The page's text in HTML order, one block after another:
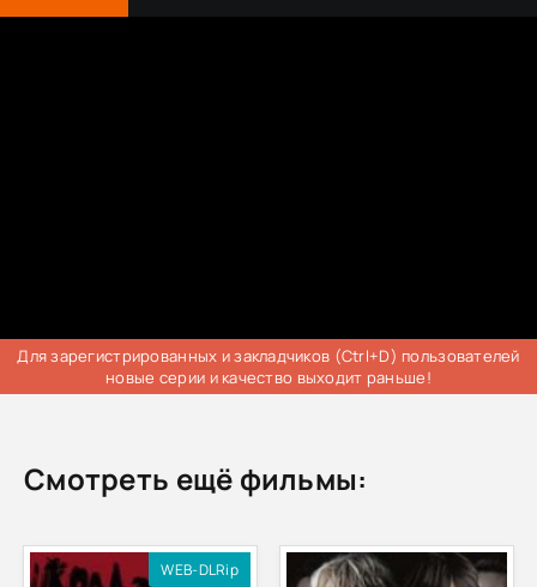
Для зарегистрированных и закладчиков (Ctrl+D) пользователей
новые серии и качество выходит раньше!
Смотреть ещё фильмы:
WEB-DLRip